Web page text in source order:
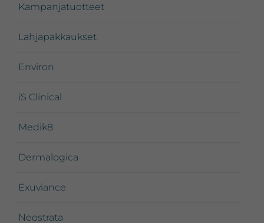
Kampanjatuotteet
Lahjapakkaukset
Environ
iS Clinical
Medik8
Dermalogica
Exuviance
Neostrata